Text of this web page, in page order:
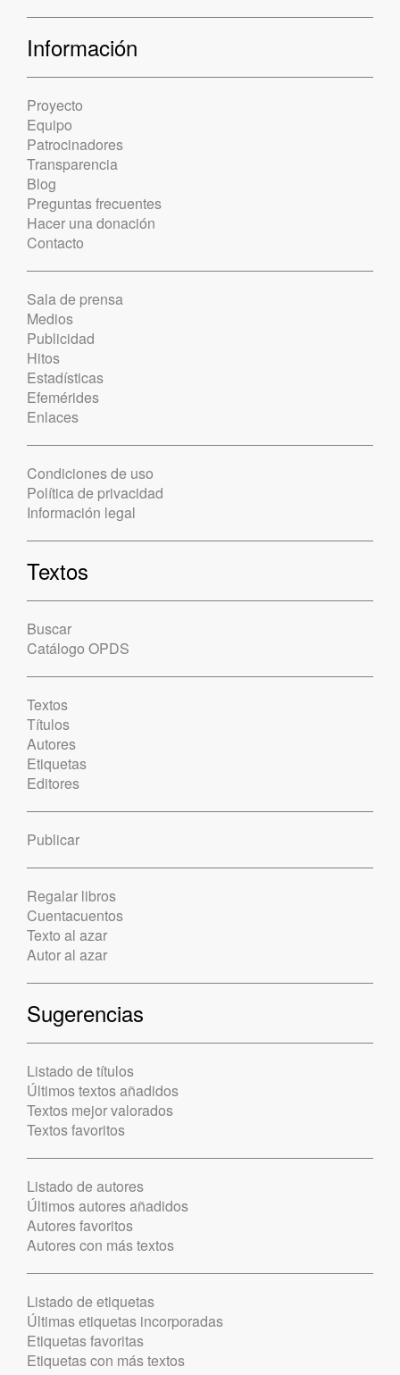
Información
Proyecto
Equipo
Patrocinadores
Transparencia
Blog
Preguntas frecuentes
Hacer una donación
Contacto
Sala de prensa
Medios
Publicidad
Hitos
Estadísticas
Efemérides
Enlaces
Condiciones de uso
Política de privacidad
Información legal
Textos
Buscar
Catálogo OPDS
Textos
Títulos
Autores
Etiquetas
Editores
Publicar
Regalar libros
Cuentacuentos
Texto al azar
Autor al azar
Sugerencias
Listado de títulos
Últimos textos añadidos
Textos mejor valorados
Textos favoritos
Listado de autores
Últimos autores añadidos
Autores favoritos
Autores con más textos
Listado de etiquetas
Últimas etiquetas incorporadas
Etiquetas favoritas
Etiquetas con más textos